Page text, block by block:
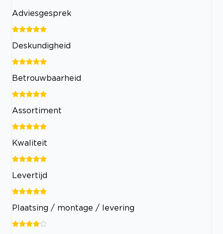
Adviesgesprek
Deskundigheid
Betrouwbaarheid
Assortiment
Kwaliteit
Levertijd
Plaatsing / montage / levering